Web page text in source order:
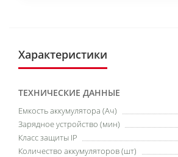
Характеристики
ТЕХНИЧЕСКИЕ ДАННЫЕ
Емкость аккумулятора (Ач)
Зарядное устройство (мин)
Класс защиты IP
Количество аккумуляторов (шт)